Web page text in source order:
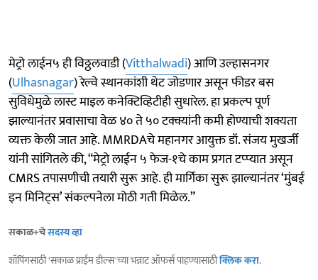
मेट्रो लाईन५ ही विठ्ठलवाडी (Vitthalwadi) आणि उल्हासनगर
(Ulhasnagar) रेल्वे स्थानकांशी थेट जोडणार असून फीडर बस
सुविधेमुळे लास्ट माइल कनेक्टिव्हिटीही सुधारेल. हा प्रकल्प पूर्ण
झाल्यानंतर प्रवासाचा वेळ ४० ते ५० टक्क्यांनी कमी होण्याची शक्यता
व्यक्त केली जात आहे. MMRDAचे महानगर आयुक्त डॉ. संजय मुखर्जी
यांनी सांगितले की, “मेट्रो लाईन ५ फेज-१चे काम प्रगत टप्प्यात असून
CMRS तपासणीची तयारी सुरू आहे. ही मार्गिका सुरू झाल्यानंतर ‘मुंबई
इन मिनिट्स’ संकल्पनेला मोठी गती मिळेल.”
सकाळ+चेसदस्य व्हा
शॉपिंगसाठी 'सकाळ प्राईम डील्स'च्या भन्नाट ऑफर्स पाहण्यासाठीक्लिक करा.